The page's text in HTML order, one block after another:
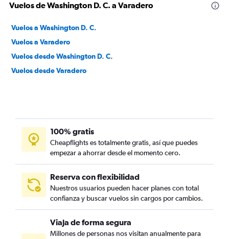
Vuelos de Washington D. C. a Varadero
Vuelos a Washington D. C.
Vuelos a Varadero
Vuelos desde Washington D. C.
Vuelos desde Varadero
100% gratis
Cheapflights es totalmente gratis, así que puedes
empezar a ahorrar desde el momento cero.
Reserva con flexibilidad
Nuestros usuarios pueden hacer planes con total
confianza y buscar vuelos sin cargos por cambios.
Viaja de forma segura
Millones de personas nos visitan anualmente para